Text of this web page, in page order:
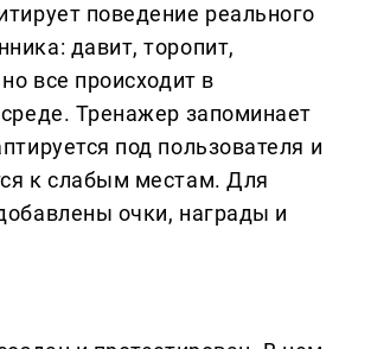
поведение реального
давит, торопит,
все происходит в
Тренажер запоминает
под пользователя и
к слабым местам. Для
очки, награды и